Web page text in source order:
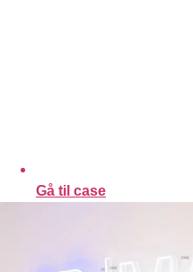
Gå til case